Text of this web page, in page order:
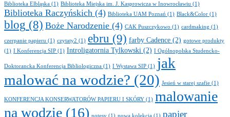
Biblioteka Elbląska (1) Biblioteka Miejska im. J. Kasprowicza w Inowrocławiu (1)
Biblioteka Raczyńskich (4) Biblioteka UAM Poznań (1) Black&Color (1)
blog (8) Boże Narodzenie (4) CAK Puszczykowo (1) cardmaking (1)
czerpanie papieru (1) czytaty2 (1) ebru (9) farby Cadence (2) gotowe produkty
(1) I Konferencja SIP (1) Introligatornia Tylkowski (2) I Ogólnopolska Studencko-
Doktorancka Konferencja Bibliologiczna (1) I Wystawa SIP (1) jak
malować na wodzie? (20) Jesień w starej szafie (1)
KONFERENCJA KONSERWATORÓW PAPIERU I SKÓRY (1) malowanie
na wodzie (16) notesy (1) nowa kolekcja (1) papier